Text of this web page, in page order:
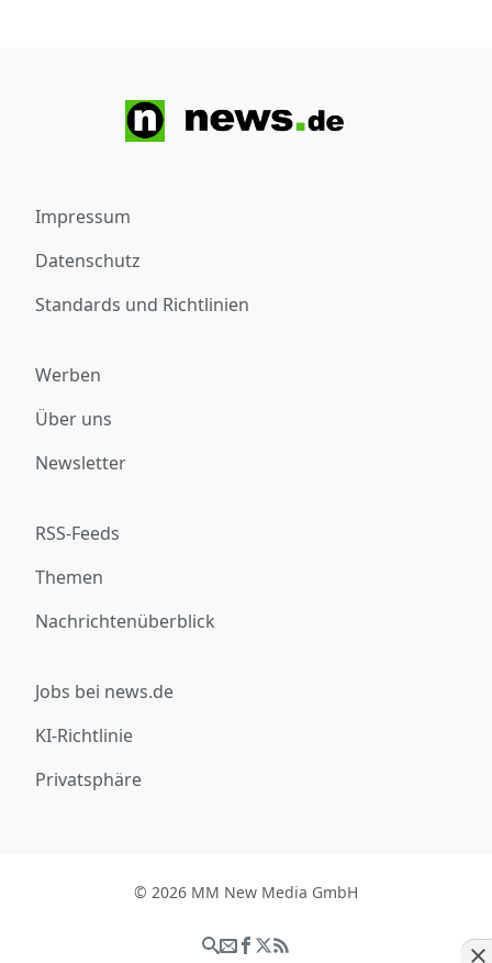
Impressum
Datenschutz
Standards und Richtlinien
Werben
Über uns
Newsletter
RSS-Feeds
Themen
Nachrichtenüberblick
Jobs bei news.de
KI-Richtlinie
Privatsphäre
© 2026 MM New Media GmbH